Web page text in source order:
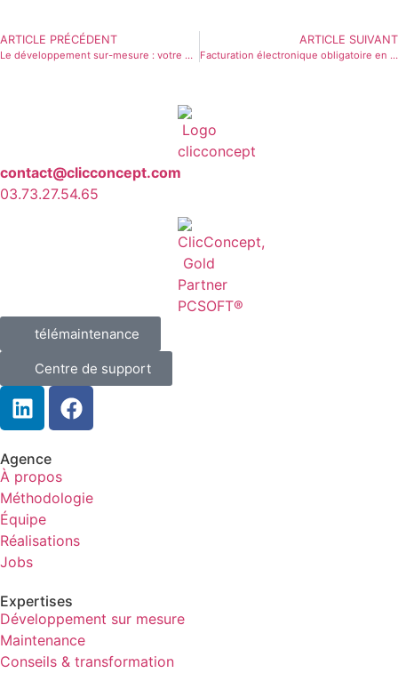
ARTICLE PRÉCÉDENT
Le développement sur-mesure : votre meilleur atout pour logiciels et applications métiers
ARTICLE SUIVANT
Facturation électronique obligatoire en 2026 : ce que ça change pour votre logiciel WinDev et comment s’y préparer
contact@clicconcept.com
03.73.27.54.65
télémaintenance
Centre de support
Agence
À propos
Méthodologie
Équipe
Réalisations
Jobs
Expertises
Développement sur mesure
Maintenance
Conseils & transformation